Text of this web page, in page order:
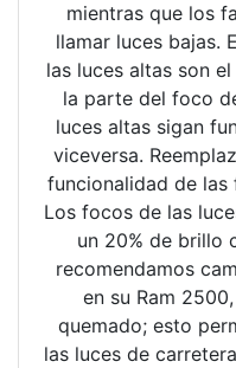
mientras que los
llamar luces bajas.
las luces altas son
la parte del foco
luces altas sigan
viceversa.
funcionalidad de las
Los focos de las
un 20% de brillo
recomendamos
en su Ram
quemado; esto
las luces de